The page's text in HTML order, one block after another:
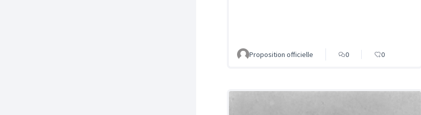
Proposition officielle 0 0